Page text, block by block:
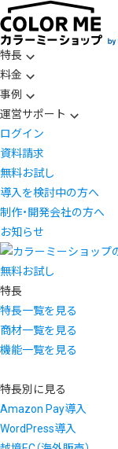
特長
料金
事例
運営サポート
ログイン
資料請求
無料お試し
導入を検討中の方へ
制作・開発会社の方へ
お知らせ
無料お試し
特長
特長一覧を見る
商材一覧を見る
機能一覧を見る
特長別に見る
Amazon Pay導入
WordPress導入